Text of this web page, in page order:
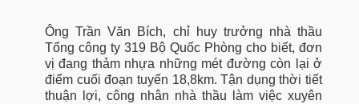
Ông Trần Văn Bích, chỉ huy trưởng nhà thầu
Tổng công ty 319 Bộ Quốc Phòng cho biết, đơn
vị đang thảm nhựa những mét đường còn lại ở
điểm cuối đoạn tuyến 18,8km. Tận dụng thời tiết
thuận lợi, công nhân nhà thầu làm việc xuyên